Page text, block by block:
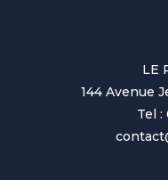
LE
144 Avenue
Tel :